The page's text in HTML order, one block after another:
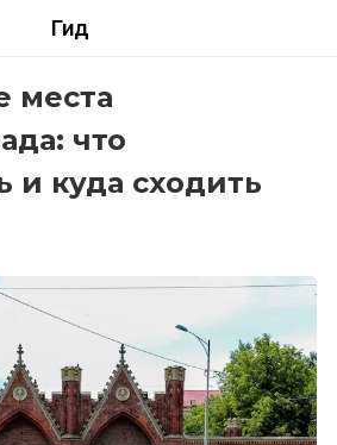
Гид
места
что
и куда сходить